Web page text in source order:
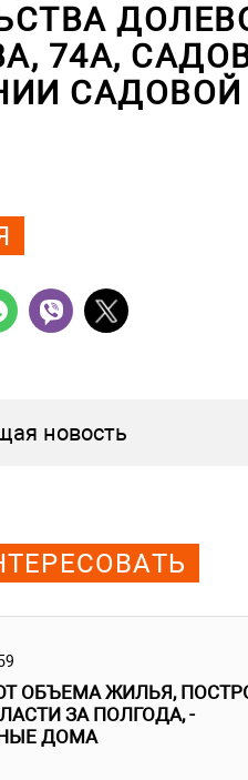
74А,
новость
ОБЪЕМА ЖИЛЬЯ,
ЗА ПОЛГОДА, -
ДОМА